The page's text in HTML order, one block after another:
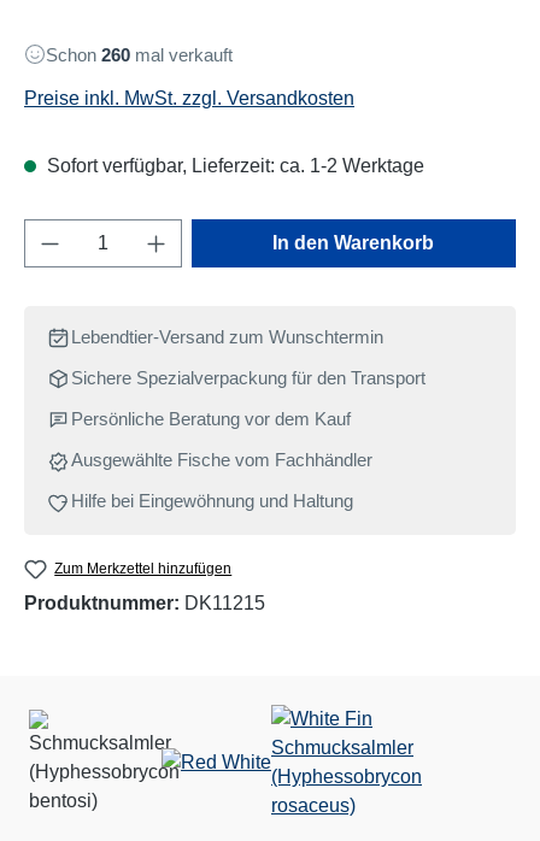
Schon 260 mal verkauft
Preise inkl. MwSt. zzgl. Versandkosten
Sofort verfügbar, Lieferzeit: ca. 1-2 Werktage
Produkt Anzahl: Gib den gewünschten
In den Warenkorb
Lebendtier-Versand zum Wunschtermin
Sichere Spezialverpackung für den Transport
Persönliche Beratung vor dem Kauf
Ausgewählte Fische vom Fachhändler
Hilfe bei Eingewöhnung und Haltung
Zum Merkzettel hinzufügen
Produktnummer: DK11215